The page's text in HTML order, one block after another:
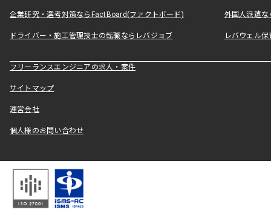
企業研究・選考対策ならFactBoard(ファクトボード) 外国人派遣な
ドライバー・施工管理技士の転職ならレバジョブ レバウェル
フリーランスエンジニアの求人・案件
サイトマップ
運営会社
個人様のお問い合わせ